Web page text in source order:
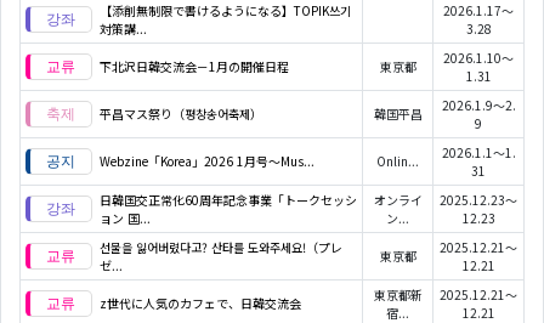
【添削無制限で書けるようになる】TOPIK쓰기
対策講...
2026.1.17～
3.28
下北沢日韓交流会－1月の開催日程 東京都
2026.1.10～
1.31
平昌マス祭り（평창송어축제） 韓国平昌
2026.1.9～2.
9
Webzine「Korea」2026 1月号～Mus... Onlin...
2026.1.1～1.
31
日韓国交正常化60周年記念事業「トークセッシ
ョン 国...
オンライ
ン...
2025.12.23～
12.23
선물을 잃어버렸다고? 산타를 도와주세요!（プレ
ゼ...
東京都
2025.12.21～
12.21
z世代に人気のカフェで、日韓交流会
東京都新
宿...
2025.12.21～
12.21